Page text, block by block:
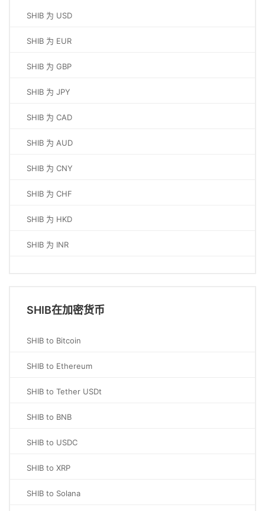
SHIB 为 USD
SHIB 为 EUR
SHIB 为 GBP
SHIB 为 JPY
SHIB 为 CAD
SHIB 为 AUD
SHIB 为 CNY
SHIB 为 CHF
SHIB 为 HKD
SHIB 为 INR
SHIB在加密货币
SHIB to Bitcoin
SHIB to Ethereum
SHIB to Tether USDt
SHIB to BNB
SHIB to USDC
SHIB to XRP
SHIB to Solana